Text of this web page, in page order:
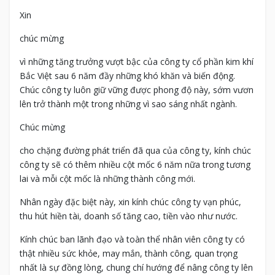
Xin
chúc mừng
vì những tăng trưởng vượt bậc của công ty cổ phần kim khí
Bắc Việt sau 6 năm đầy những khó khăn và biến động.
Chúc công ty luôn giữ vững được phong độ này, sớm vươn
lên trở thành một trong những vì sao sáng nhất ngành.
Chúc mừng
cho chặng đường phát triển đã qua của công ty, kính chúc
công ty sẽ có thêm nhiều cột mốc 6 năm nữa trong tương
lai và mỗi cột mốc là những thành công mới.
Nhân ngày đặc biệt này, xin kính chúc công ty vạn phúc,
thu hút hiền tài, doanh số tăng cao, tiền vào như nước.
Kính chúc ban lãnh đạo và toàn thể nhân viên công ty có
thật nhiều sức khỏe, may mắn, thành công, quan trọng
nhất là sự đồng lòng, chung chí hướng để nâng công ty lên